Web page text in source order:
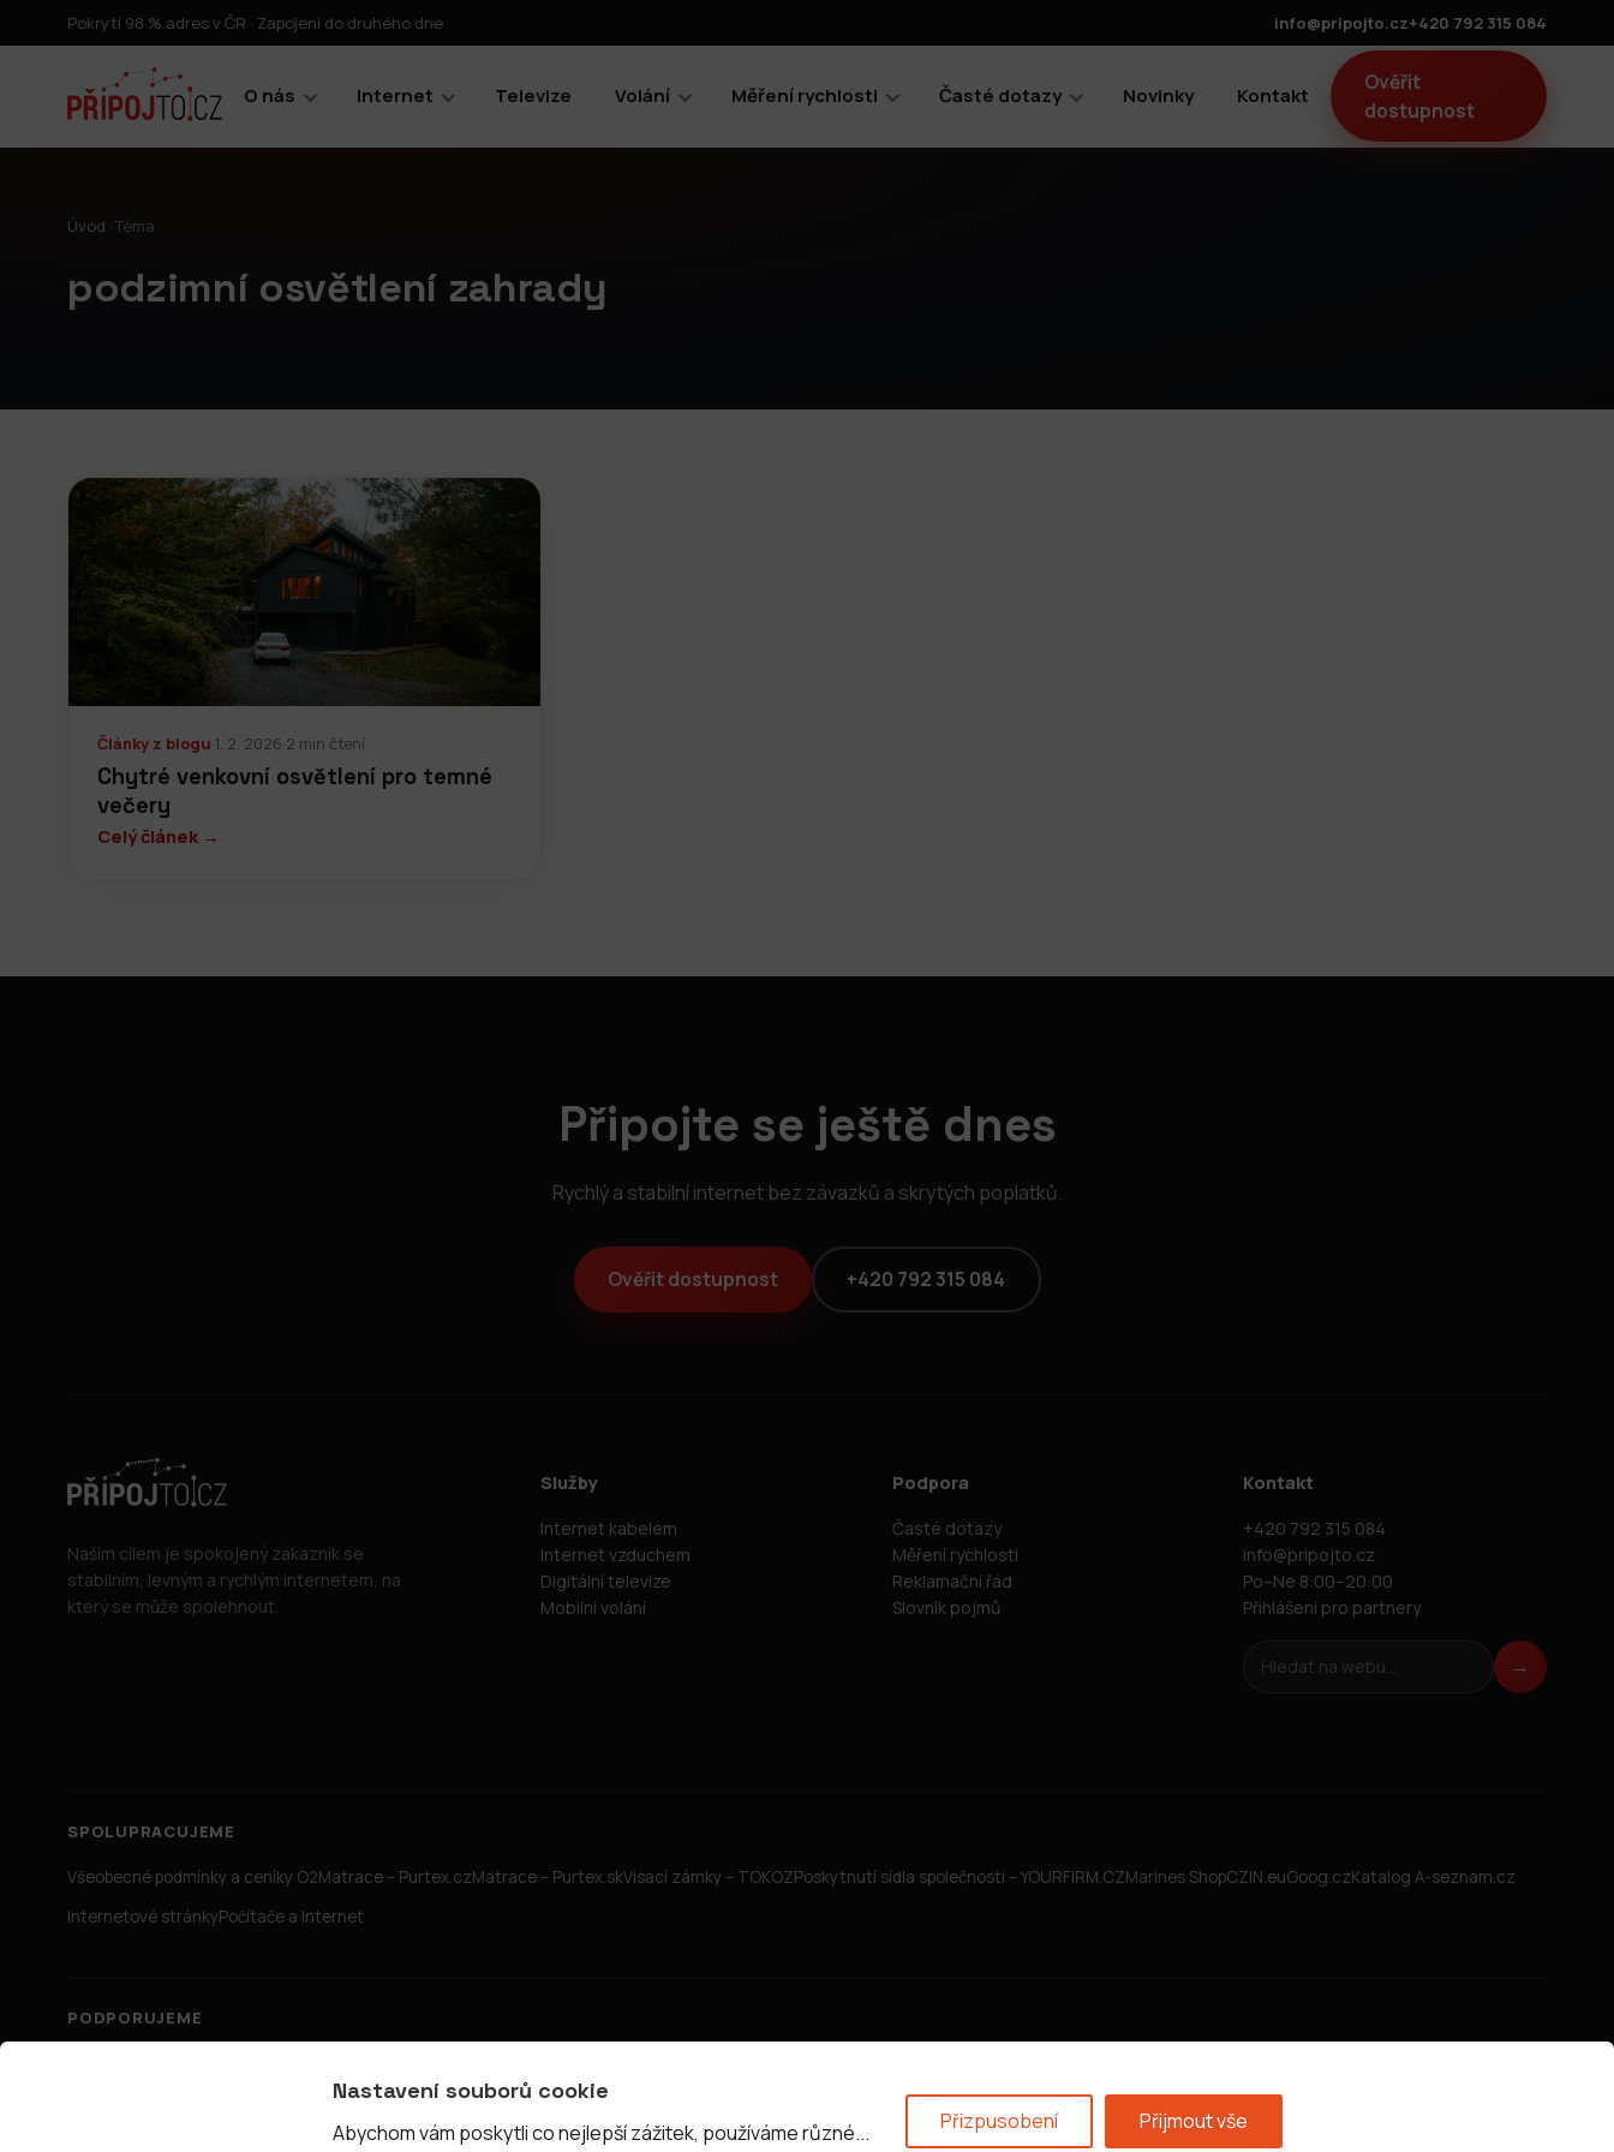
Pokrytí 98 % adres v ČR · Zapojení do druhého dne info@pripojto.cz+420 792 315 084
O nás Internet Televize Volání Měření rychlosti Časté dotazy Novinky Kontakt
Ověřit
dostupnost
Úvod Téma
podzimní osvětlení zahrady
Články z blogu·1. 2. 2026·2 min čtení
Chytré venkovní osvětlení pro temné
večery
Celý článek →
Připojte se ještě dnes
Rychlý a stabilní internet bez závazků a skrytých poplatků.
Ověřit dostupnost +420 792 315 084
Naším cílem je spokojený zákazník se
stabilním, levným a rychlým internetem, na
který se může spolehnout.
Služby
Internet kabelem
Internet vzduchem
Digitální televize
Mobilní volání
Podpora
Časté dotazy
Měření rychlosti
Reklamační řád
Slovník pojmů
Kontakt
+420 792 315 084
info@pripojto.cz
Po–Ne 8:00–20:00
Přihlášení pro partnery
Hledat na webu →
SPOLUPRACUJEME
Všeobecné podmínky a ceníky O2Matrace – Purtex.czMatrace – Purtex.skVisací zámky – TOKOZPoskytnutí sídla společnosti – YOURFIRM.CZMarines ShopCZIN.euGoog.czKatalog A-seznam.cz
Internetové stránkyPočítače a Internet
PODPORUJEME
© 2026 PřipojTo.cz — KUBE Units s.r.o., IČ 06731465 Všeobecné obchodní podmínky
Nastavení souborů cookie
Abychom vám poskytli co nejlepší zážitek, používáme různé... Přizpusobení Přijmout vše